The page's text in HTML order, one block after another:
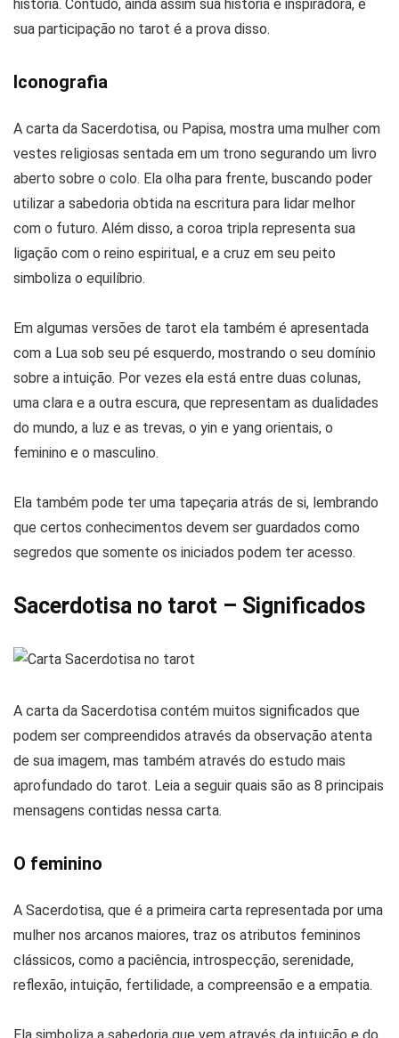
história. Contudo, ainda assim sua história é inspiradora, e
sua participação no tarot é a prova disso.
Iconografia
A carta da Sacerdotisa, ou Papisa, mostra uma mulher com
vestes religiosas sentada em um trono segurando um livro
aberto sobre o colo. Ela olha para frente, buscando poder
utilizar a sabedoria obtida na escritura para lidar melhor
com o futuro. Além disso, a coroa tripla representa sua
ligação com o reino espiritual, e a cruz em seu peito
simboliza o equilíbrio.
Em algumas versões de tarot ela também é apresentada
com a Lua sob seu pé esquerdo, mostrando o seu domínio
sobre a intuição. Por vezes ela está entre duas colunas,
uma clara e a outra escura, que representam as dualidades
do mundo, a luz e as trevas, o yin e yang orientais, o
feminino e o masculino.
Ela também pode ter uma tapeçaria atrás de si, lembrando
que certos conhecimentos devem ser guardados como
segredos que somente os iniciados podem ter acesso.
Sacerdotisa no tarot – Significados
A carta da Sacerdotisa contém muitos significados que
podem ser compreendidos através da observação atenta
de sua imagem, mas também através do estudo mais
aprofundado do tarot. Leia a seguir quais são as 8 principais
mensagens contidas nessa carta.
O feminino
A Sacerdotisa, que é a primeira carta representada por uma
mulher nos arcanos maiores, traz os atributos femininos
clássicos, como a paciência, introspecção, serenidade,
reflexão, intuição, fertilidade, a compreensão e a empatia.
Ela simboliza a sabedoria que vem através da intuição e do